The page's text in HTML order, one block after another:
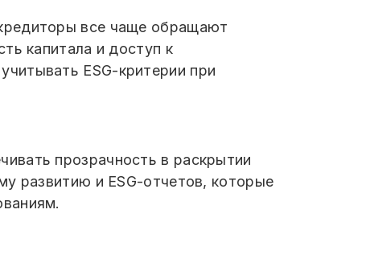
все чаще обращают
капитала и доступ к
ESG-критерии при
прозрачность в раскрытии
развитию и ESG-отчетов, которые